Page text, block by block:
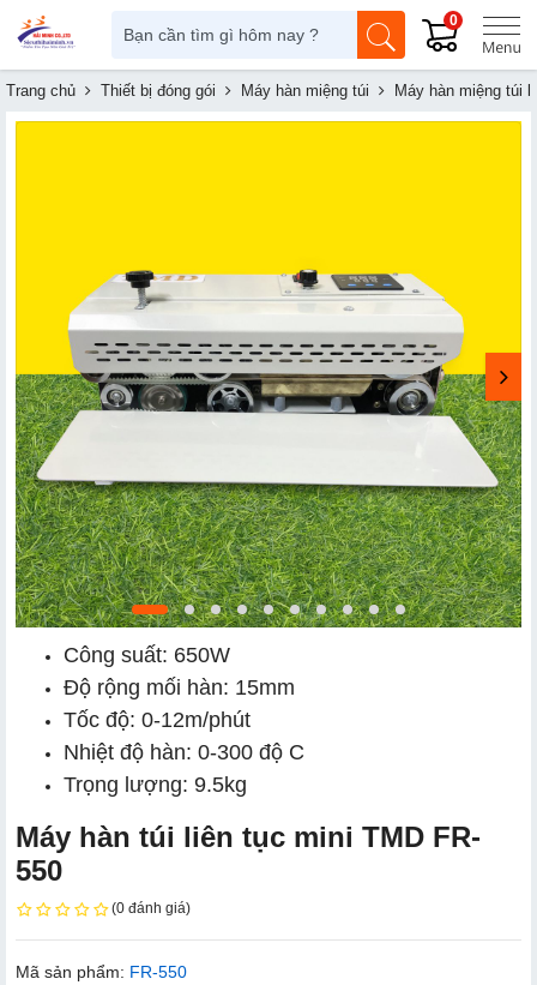
0
Trang chủ Thiết bị đóng gói Máy hàn miệng túi Máy hàn miệng túi
Công suất: 650W
Độ rộng mối hàn: 15mm
Tốc độ: 0-12m/phút
Nhiệt độ hàn: 0-300 độ C
Trọng lượng: 9.5kg
Máy hàn túi liên tục mini TMD FR-
550
(0 đánh giá)
Mã sản phẩm: FR-550